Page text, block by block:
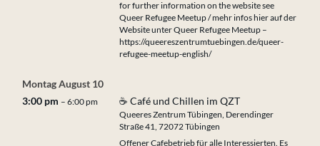
for further information on the website see
Queer Refugee Meetup / mehr infos hier auf der
Website unter Queer Refugee Meetup –
https://queereszentrumtuebingen.de/queer-
refugee-meetup-english/
Montag August 10
3:00 pm – 6:00 pm ☕ Café und Chillen im QZT
Queeres Zentrum Tübingen, Derendinger
Straße 41, 72072 Tübingen
Offener Cafebetrieb für alle Interessierten. Es